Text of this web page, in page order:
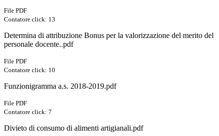
File PDF
Contatore click: 13
Determina di attribuzione Bonus per la valorizzazione del merito del
personale docente..pdf
File PDF
Contatore click: 10
Funzionigramma a.s. 2018-2019.pdf
File PDF
Contatore click: 7
Divieto di consumo di alimenti artigianali.pdf